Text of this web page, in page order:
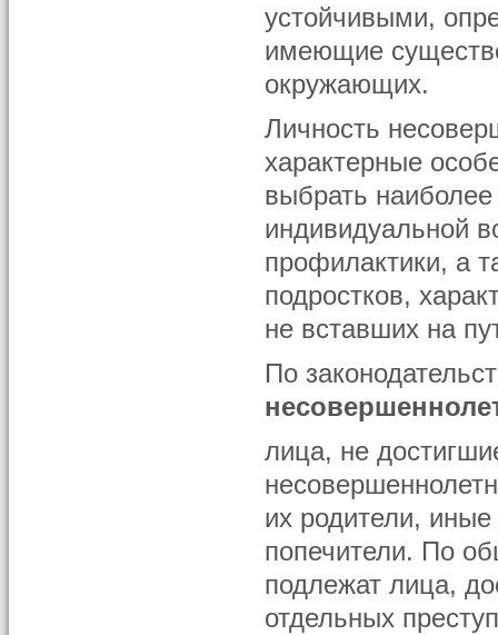
устойчивыми,
имеющие
окружающих.
Личность
характерные
выбрать
индивидуальной
профилактики, а
подростков,
не вставших на
По
лица, не
их родители,
попечители. По
подлежат лица,
отдельных